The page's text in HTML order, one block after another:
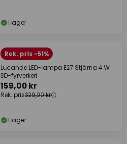
I lager
Rek. pris -51%
Lucande LED-lampa E27 Stjärna 4 W
3D-fyrverkeri
159,00 kr
Rek. pris329,00 kr
I lager